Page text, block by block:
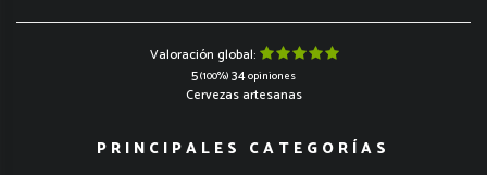
Valoración global:
5(100%)34opiniones
Cervezas artesanas
PRINCIPALES CATEGORÍAS